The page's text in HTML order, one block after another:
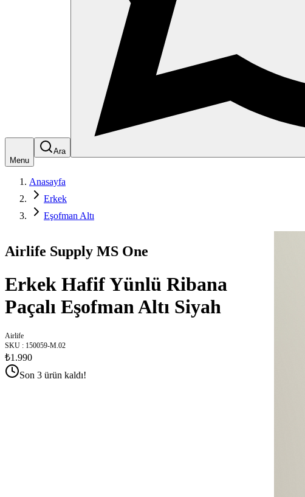
Menu
Ara
Anasayfa
Erkek
Eşofman Altı
Airlife Supply MS One
Erkek Hafif Yünlü Ribana
Paçalı Eşofman Altı Siyah
Airlife
SKU : 150059-M.02
₺1.990
Son 3 ürün kaldı!